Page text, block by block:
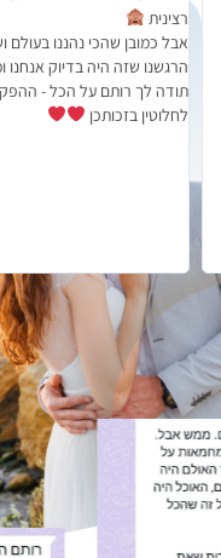
הוילה נעימה, נקייה ונוחה
שהצטרפו לכמה שעות. רותם
הוציאו לנו כדי לשמח אותנו
בבוקר ההתארגנות היה
היה מספיק מקום לספקים,